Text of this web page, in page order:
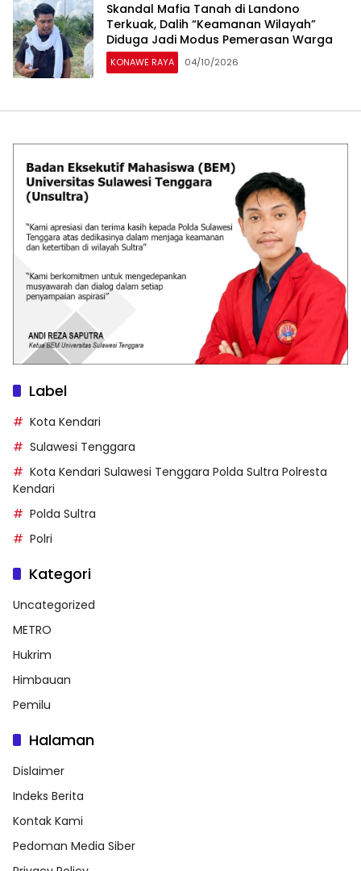
Skandal Mafia Tanah di Landono
Terkuak, Dalih “Keamanan Wilayah”
Diduga Jadi Modus Pemerasan Warga
KONAWE RAYA 04/10/2026
Label
Kota Kendari
Sulawesi Tenggara
Kota Kendari Sulawesi Tenggara Polda Sultra Polresta
Kendari
Polda Sultra
Polri
Kategori
Uncategorized
METRO
Hukrim
Himbauan
Pemilu
Halaman
Dislaimer
Indeks Berita
Kontak Kami
Pedoman Media Siber